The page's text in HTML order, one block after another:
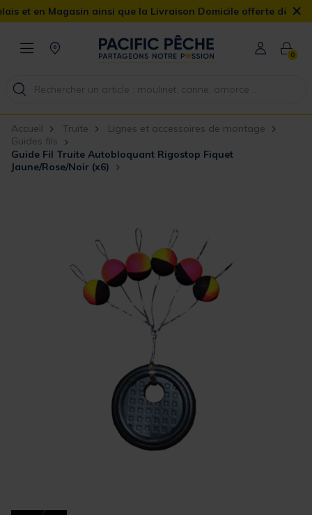
ainsi que la Livraison Domicile offerte dès 90€ ×
0
Accueil Truite
Lignes et accessoires de montage
Guides fils
Guide Fil Truite Autobloquant Rigostop Fiquet
Jaune/Rose/Noir (x6)